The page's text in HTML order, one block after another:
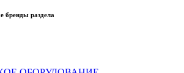
бренды раздела